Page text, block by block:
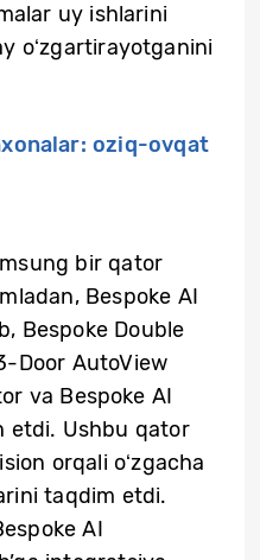
uy ishlarini
oʻzgartirayotganini
oziq-ovqat
bir qator
Bespoke AI
Bespoke Double
Door AutoView
va Bespoke AI
etdi. Ushbu qator
orqali oʻzgacha
taqdim etdi.
AI